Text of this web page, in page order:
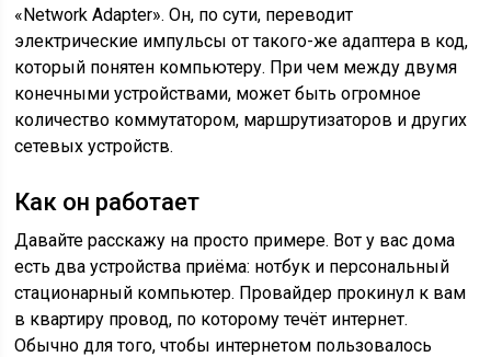
«Network Adapter». Он, по сути, переводит
электрические импульсы от такого-же адаптера в код,
который понятен компьютеру. При чем между двумя
конечными устройствами, может быть огромное
количество коммутатором, маршрутизаторов и других
сетевых устройств.
Как он работает
Давайте расскажу на просто примере. Вот у вас дома
есть два устройства приёма: нотбук и персональный
стационарный компьютер. Провайдер прокинул к вам
в квартиру провод, по которому течёт интернет.
Обычно для того, чтобы интернетом пользовалось